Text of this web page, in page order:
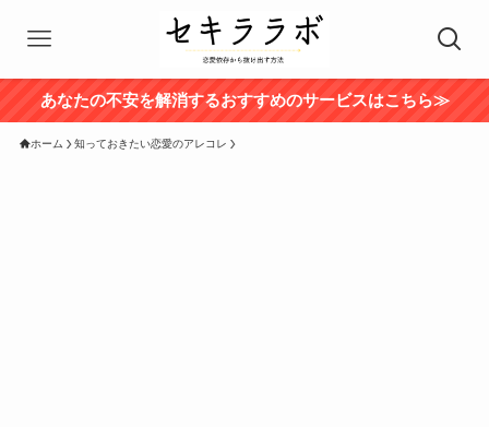
あなたの不安を解消するおすすめのサービスはこちら≫
ホーム 知っておきたい恋愛のアレコレ